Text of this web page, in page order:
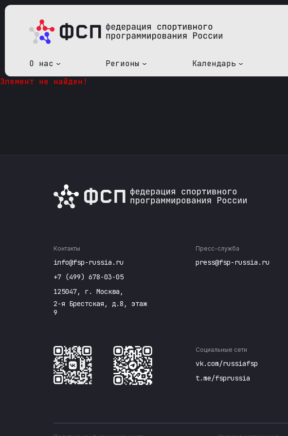
О нас Регионы Календарь
Элемент не найден!
Контакты
info@fsp-russia.ru
+7 (499) 678-03-05
125047, г. Москва,
2-я Брестская, д.8, этаж
9
Пресс-служба
press@fsp-russia.ru
Социальные сети
vk.com/russiafsp
t.me/fsprussia